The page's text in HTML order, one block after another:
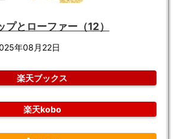
プとローファー（12）
年08月22日
楽天ブックス
楽天kobo